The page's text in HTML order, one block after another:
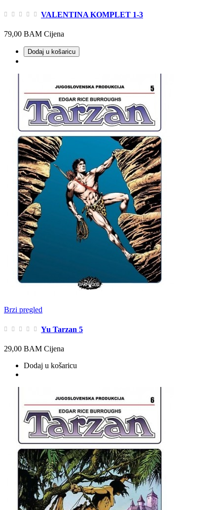
VALENTINA KOMPLET 1-3
79,00 BAM Cijena
Dodaj u košaricu
Brzi pregled
Yu Tarzan 5
29,00 BAM Cijena
Dodaj u košaricu